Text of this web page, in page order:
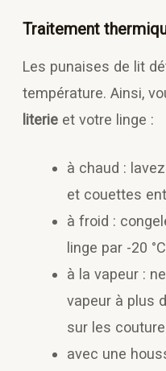
Traitement
Les punaises de lit
température. Ainsi,
literie et votre linge :
à chaud :
et couettes
à froid :
linge par -20
à la vapeur :
vapeur à plus
sur les
avec une